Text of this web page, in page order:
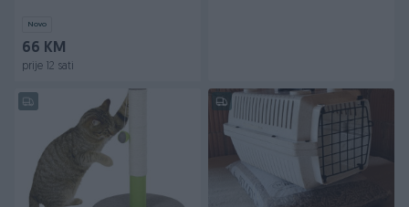
Novo
66 KM
prije 12 sati